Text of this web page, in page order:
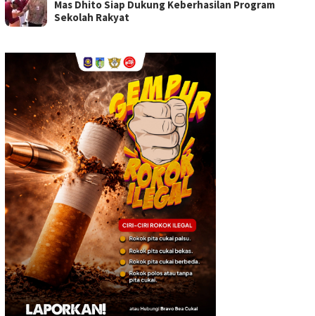
Mas Dhito Siap Dukung Keberhasilan Program
Sekolah Rakyat